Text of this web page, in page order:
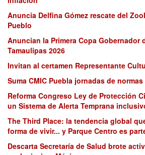
Anuncia Delfina Gómez rescate del
Pueblo
Anuncian la Primera Copa Gobernador
Tamaulipas 2026
Invitan al certamen Representante
Suma CMIC Puebla jornadas de
Reforma Congreso Ley de Protección
un Sistema de Alerta Temprana
The Third Place: la tendencia global
forma de vivir... y Parque Centro es
Descarta Secretaría de Salud brote